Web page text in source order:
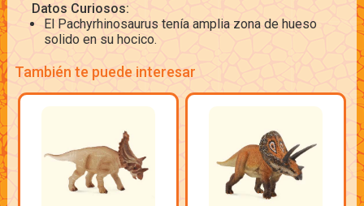
Datos Curiosos:
El Pachyrhinosaurus tenía amplia zona de hueso
solido en su hocico.
También te puede interesar